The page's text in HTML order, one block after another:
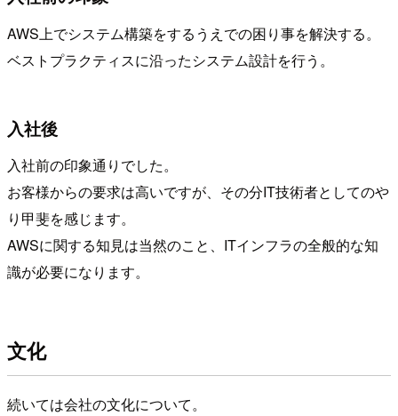
AWS上でシステム構築をするうえでの困り事を解決する。
ベストプラクティスに沿ったシステム設計を行う。
入社後
入社前の印象通りでした。
お客様からの要求は高いですが、その分IT技術者としてのや
り甲斐を感じます。
AWSに関する知見は当然のこと、ITインフラの全般的な知
識が必要になります。
文化
続いては会社の文化について。